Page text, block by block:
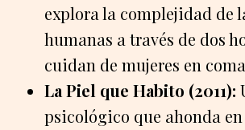
explora la complejidad de
humanas a través de dos
cuidan de mujeres en
La Piel que Habito (2011):
psicológico que ahonda